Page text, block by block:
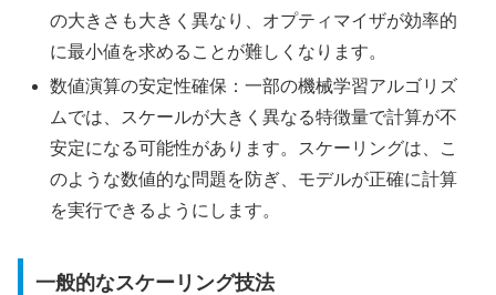
の大きさも大きく異なり、オプティマイザが効率的
に最小値を求めることが難しくなります。
数値演算の安定性確保：一部の機械学習アルゴリズ
ムでは、スケールが大きく異なる特徴量で計算が不
安定になる可能性があります。スケーリングは、こ
のような数値的な問題を防ぎ、モデルが正確に計算
を実行できるようにします。
一般的なスケーリング技法